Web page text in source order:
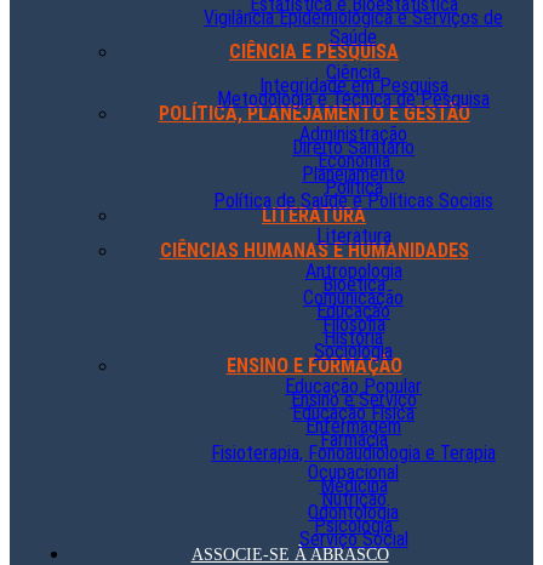
Vigilância Epidemiológica e Serviços de
Saúde
CIÊNCIA E PESQUISA
Ciência
Integridade em Pesquisa
Metodologia e Técnica de Pesquisa
POLÍTICA, PLANEJAMENTO E GESTÃO
Administração
Direito Sanitário
Economia
Planejamento
Política
Política de Saúde e Políticas Sociais
LITERATURA
Literatura
CIÊNCIAS HUMANAS E HUMANIDADES
Antropologia
Bioética
Comunicação
Educação
Filosofia
História
Sociologia
ENSINO E FORMAÇÃO
Educação Popular
Ensino e Serviço
Educação Física
Enfermagem
Farmácia
Fisioterapia, Fonoaudiologia e Terapia
Ocupacional
Medicina
Nutrição
Odontologia
Psicologia
Serviço Social
ASSOCIE-SE À ABRASCO